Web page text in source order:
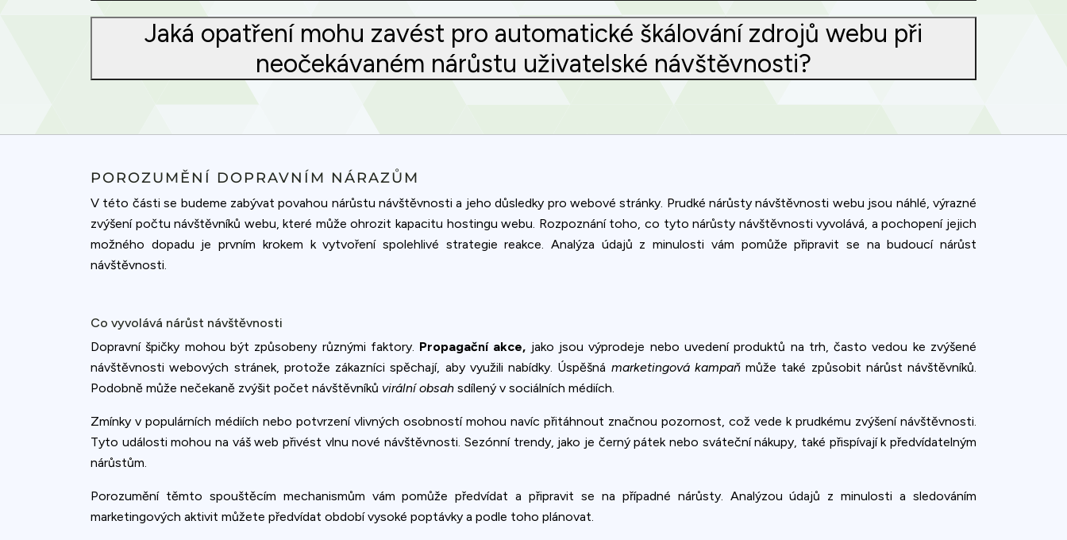
Jaká opatření mohu zavést pro automatické škálování zdrojů webu při
neočekávaném nárůstu uživatelské návštěvnosti?
POROZUMĚNÍ DOPRAVNÍM NÁRAZŮM
V této části se budeme zabývat povahou nárůstu návštěvnosti a jeho důsledky pro webové stránky. Prudké nárůsty návštěvnosti webu jsou náhlé, výrazné
zvýšení počtu návštěvníků webu, které může ohrozit kapacitu hostingu webu. Rozpoznání toho, co tyto nárůsty návštěvnosti vyvolává, a pochopení jejich
možného dopadu je prvním krokem k vytvoření spolehlivé strategie reakce. Analýza údajů z minulosti vám pomůže připravit se na budoucí nárůst
návštěvnosti.
Co vyvolává nárůst návštěvnosti
Dopravní špičky mohou být způsobeny různými faktory. Propagační akce, jako jsou výprodeje nebo uvedení produktů na trh, často vedou ke zvýšené
návštěvnosti webových stránek, protože zákazníci spěchají, aby využili nabídky. Úspěšná marketingová kampaňmůže také způsobit nárůst návštěvníků.
Podobně může nečekaně zvýšit počet návštěvníků virální obsah sdílený v sociálních médiích.
Zmínky v populárních médiích nebo potvrzení vlivných osobností mohou navíc přitáhnout značnou pozornost, což vede k prudkému zvýšení návštěvnosti.
Tyto události mohou na váš web přivést vlnu nové návštěvnosti. Sezónní trendy, jako je černý pátek nebo sváteční nákupy, také přispívají k předvídatelným
nárůstům.
Porozumění těmto spouštěcím mechanismům vám pomůže předvídat a připravit se na případné nárůsty. Analýzou údajů z minulosti a sledováním
marketingových aktivit můžete předvídat období vysoké poptávky a podle toho plánovat.